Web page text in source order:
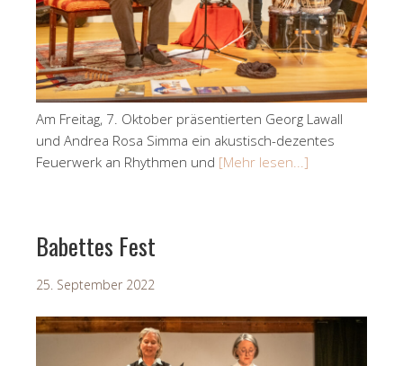
Am Freitag, 7. Oktober präsentierten Georg Lawall
und Andrea Rosa Simma ein akustisch-dezentes
Feuerwerk an Rhythmen und [Mehr lesen...]
Babettes Fest
25. September 2022